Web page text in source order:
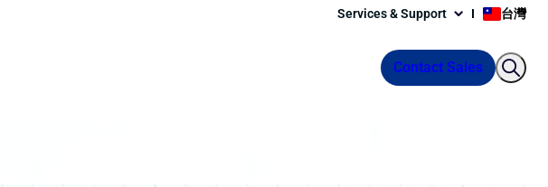
Services & Support 台灣
Contact Sales